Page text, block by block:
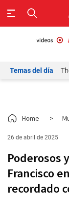
Temas del día
Home >
26 de abril de 2025
Poderosos
Francisco
recordado